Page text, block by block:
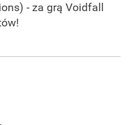
- za grą Voidfall